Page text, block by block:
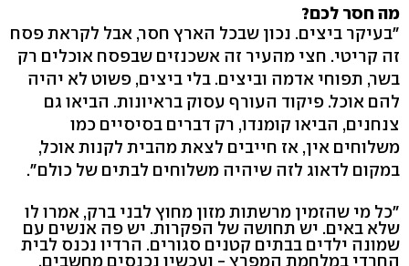
מה חסר לכם?
"בעיקר ביצים. נכון שבכל הארץ חסר, אבל לקראת פסח
זה קריטי. חצי מהעיר זה אשכנזים שבפסח אוכלים רק
בשר, תפוחי אדמה וביצים. בלי ביצים, פשוט לא יהיה
להם אוכל. פיקוד העורף עסוק בראיונות. הביאו גם
צנחנים, הביאו קומנדו, רק דברים בסיסיים כמו
משלוחים אין, אז חייבים לצאת מהבית לקנות אוכל,
במקום לדאוג לזה שיהיה משלוחים לבתים של כולם".
"כל מי שהזמין מרשתות מזון מחוץ לבני ברק, אמרו לו
שלא באים. יש תחושה של הפקרות. יש פה אנשים עם
שמונה ילדים בבתים קטנים סגורים. הרדיו נכנס לבית
החרדי במלחמת המפרץ - ועכשיו נכנסים מחשבים,